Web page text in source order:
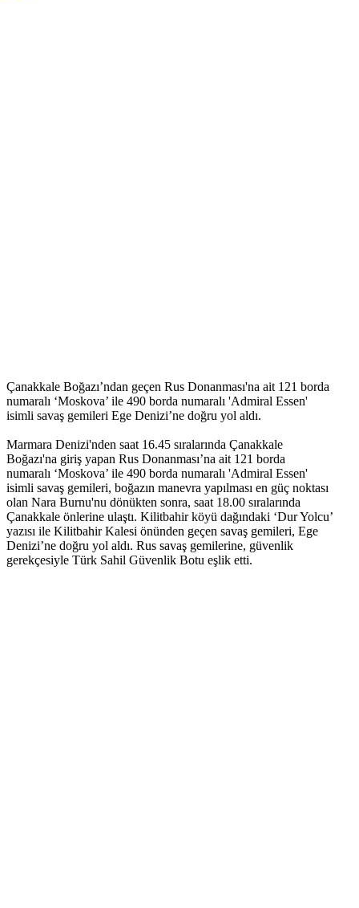
Çanakkale Boğazı’ndan geçen Rus Donanması'na ait 121 borda
numaralı ‘Moskova’ ile 490 borda numaralı 'Admiral Essen'
isimli savaş gemileri Ege Denizi’ne doğru yol aldı.
Marmara Denizi'nden saat 16.45 sıralarında Çanakkale
Boğazı'na giriş yapan Rus Donanması’na ait 121 borda
numaralı ‘Moskova’ ile 490 borda numaralı 'Admiral Essen'
isimli savaş gemileri, boğazın manevra yapılması en güç noktası
olan Nara Burnu'nu dönükten sonra, saat 18.00 sıralarında
Çanakkale önlerine ulaştı. Kilitbahir köyü dağındaki ‘Dur Yolcu’
yazısı ile Kilitbahir Kalesi önünden geçen savaş gemileri, Ege
Denizi’ne doğru yol aldı. Rus savaş gemilerine, güvenlik
gerekçesiyle Türk Sahil Güvenlik Botu eşlik etti.